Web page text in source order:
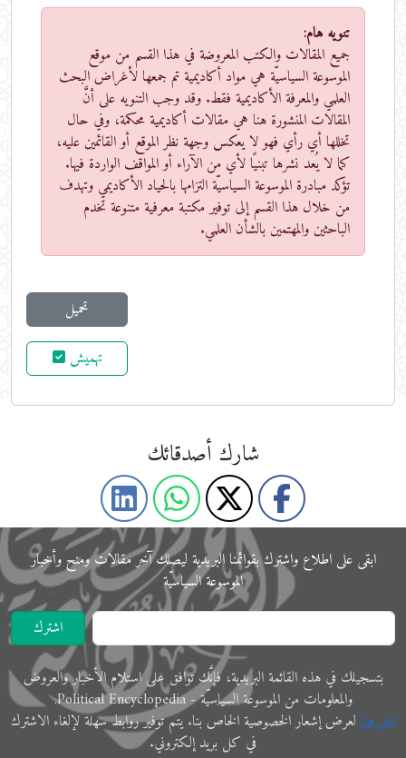
تنويه هام:
جميع المقالات والكتب المعروضة في هذا القسم من موقع
الموسوعة السياسيّة هي مواد أكاديمية تم جمعها لأغراض البحث
العلمي والمعرفة الأكاديمية فقط. وقد وجب التنويه على أنَّ
المقالات المنشورة هنا هي مقالات أكاديمية محكمة، وفي حال
تخللها أي رأي فهو لا يعكس وجهة نظر الموقع أو القائمين عليه،
كما لا يُعد نشرها تبنيًا لأي من الآراء أو المواقف الواردة فيها.
تؤكد مبادرة الموسوعة السياسيّة التزامها بالحياد الأكاديمي وتهدف
من خلال هذا القسم إلى توفير مكتبة معرفية متنوعة تخدم
الباحثين والمهتمين بالشأن العلمي.
تحميل
تهميش
شارك أصدقائك
ابقى على اﻃﻼع واشترك بقوائمنا البريدية ليصلك آخر مقالات ومنح وأخبار
الموسوعة اﻟﺴﻴﺎﺳﻴّﺔ
اشترك
ﺑﺘﺴﺠﻴﻠﻚ في ﻫﺬﻩ اﻟﻘﺎﺋﻤﺔ البريدية، فإنَّك ﺗﻮاﻓﻖ ﻋﻠﻰ اﺳﺘﻼم اﻷﺧﺒﺎر واﻟﻌﺮوض
والمعلوﻣﺎت ﻣﻦ الموسوعة اﻟﺴﻴﺎﺳﻴّﺔ - Political Encyclopedia.
اﻧﻘﺮ ﻫﻨﺎ ﻟﻌﺮض إﺷﻌﺎر الخصوصية الخاص ﺑﻨﺎ. ﻳﺘﻢ ﺗﻮفير رواﺑﻂ ﺳﻬﻠﺔ لإﻟﻐﺎء الاشترك
في ﻛﻞ ﺑﺮﻳﺪ إلكتروني.